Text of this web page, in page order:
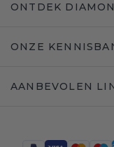
ONTDEK
ONZE
AANBEVOLEN